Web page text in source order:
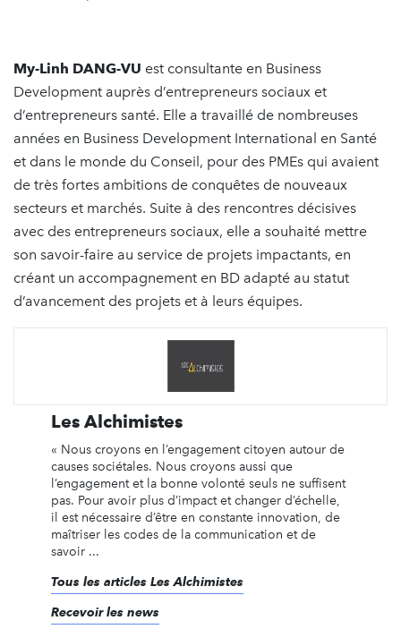
My-Linh DANG-VU est consultante en Business
Development auprès d’entrepreneurs sociaux et
d’entrepreneurs santé. Elle a travaillé de nombreuses
années en Business Development International en Santé
et dans le monde du Conseil, pour des PMEs qui avaient
de très fortes ambitions de conquêtes de nouveaux
secteurs et marchés. Suite à des rencontres décisives
avec des entrepreneurs sociaux, elle a souhaité mettre
son savoir-faire au service de projets impactants, en
créant un accompagnement en BD adapté au statut
d’avancement des projets et à leurs équipes.
Les Alchimistes
« Nous croyons en l’engagement citoyen autour de
causes sociétales. Nous croyons aussi que
l’engagement et la bonne volonté seuls ne suffisent
pas. Pour avoir plus d’impact et changer d’échelle,
il est nécessaire d’être en constante innovation, de
maîtriser les codes de la communication et de
savoir ...
Tous les articles Les Alchimistes
Recevoir les news